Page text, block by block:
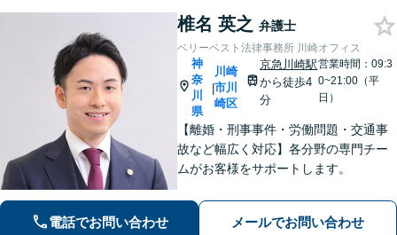
椎名 英之 弁護士
ベリーベスト法律事務所 川崎オフィス
神
奈
川
県
|
川崎
市川
崎区
京急川崎駅
から徒歩4
分
営業時間：09:3
0~21:00（平
日）
【離婚・刑事事件・労働問題・交通事
故など幅広く対応】各分野の専門チー
ムがお客様をサポートします。
電話でお問い合わせ メールでお問い合わせ